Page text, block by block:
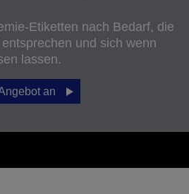
Etiketten nach Bedarf, die
und sich wenn
lassen.
an